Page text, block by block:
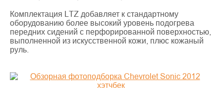
Комплектация LTZ добавляет к стандартному
оборудованию более высокий уровень подогрева
передних сидений с перфорированной поверхностью,
выполненной из искусственной кожи, плюс кожаный
руль.